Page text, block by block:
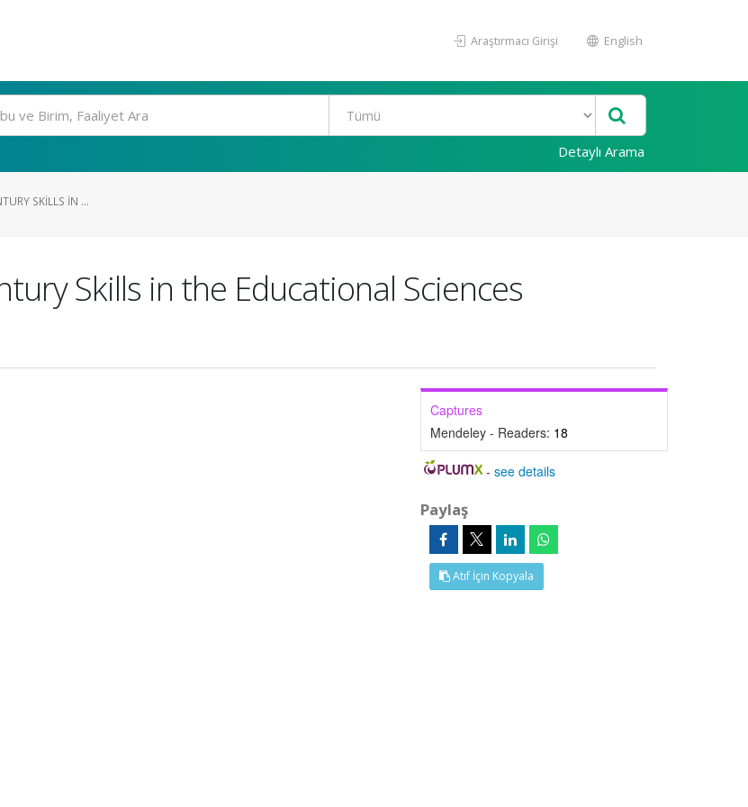
Araştırmacı Girişi English
Detaylı Arama
SKILLS IN ...
Skills in the Educational Sciences
Captures
Mendeley - Readers: 18
-see details
Paylaş
Atıf İçin Kopyala